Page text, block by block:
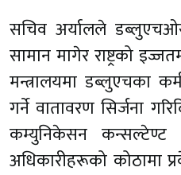
सचिव अर्यालले
सामान मागेर राष्ट्रको
मन्त्रालयमा डब्लुएचका
गर्ने वातावरण सिर्जना
कम्युनिकेसन कन्सल्टेण्ट
अधिकारीहरूको कोठामा